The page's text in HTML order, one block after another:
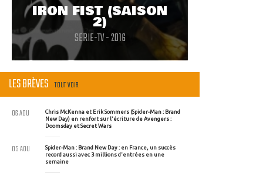
IRON FIST (SAISON
2)
SERIE-TV - 2016
LES BRÈVES TOUT VOIR
Chris McKenna et Erik Sommers (Spider-Man : Brand
New Day) en renfort sur l'écriture de Avengers :
Doomsday et Secret Wars
06 AOU
Spider-Man : Brand New Day : en France, un succès
record aussi avec 3 millions d'entrées en une
semaine
05 AOU